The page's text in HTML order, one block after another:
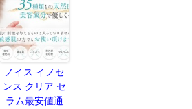
ノイス イノセ
ンス クリア セ
ラム最安値通